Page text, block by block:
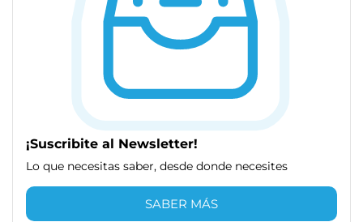
¡Suscribite al Newsletter!
Lo que necesitas saber, desde donde necesites
SABER MÁS